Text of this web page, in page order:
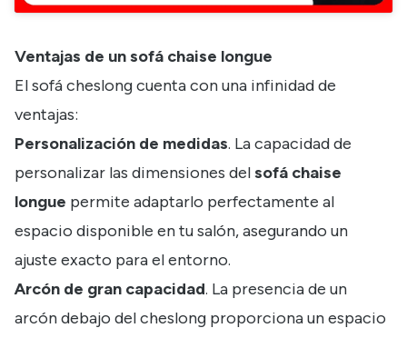
Ventajas de un sofá chaise longue
El sofá cheslong cuenta con una infinidad de
ventajas:
Personalización de medidas. La capacidad de
personalizar las dimensiones delsofá chaise
longue permite adaptarlo perfectamente al
espacio disponible en tu salón, asegurando un
ajuste exacto para el entorno.
Arcón de gran capacidad. La presencia de un
arcón debajo del cheslong proporciona un espacio